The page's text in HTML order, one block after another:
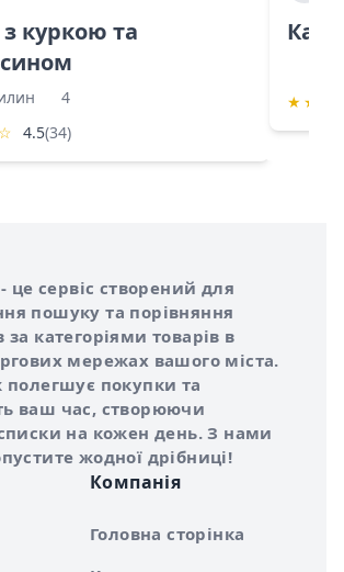
куркою та
4
☆ 4.5(34)
★ ★
Shurshilo
це сервіс створений для
пошуку та порівняння
за категоріями товарів в
мережах вашого міста.
полегшує покупки та
ваш час, створюючи
на кожен день. З нами
жодної дрібниці!
Компанія
Головна сторінка